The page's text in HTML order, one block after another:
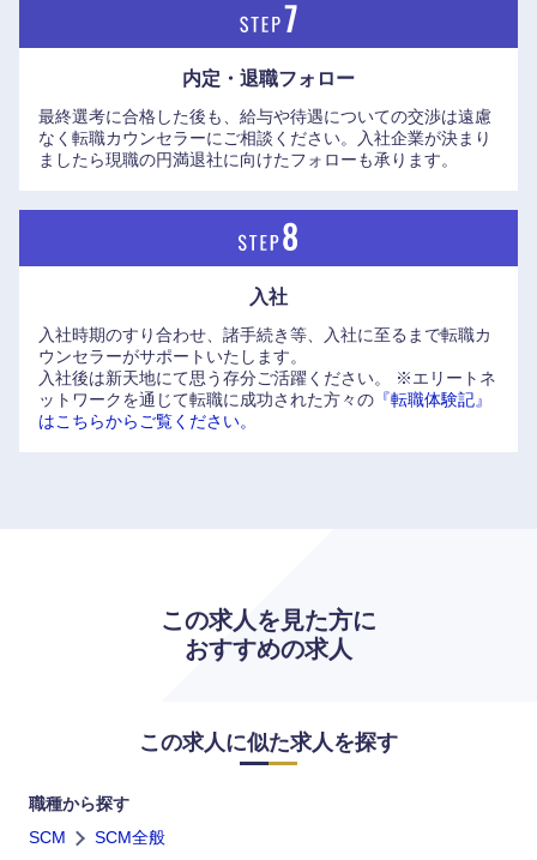
内定・退職フォロー
最終選考に合格した後も、給与や待遇についての交渉は遠慮
なく転職カウンセラーにご相談ください。入社企業が決まり
ましたら現職の円満退社に向けたフォローも承ります。
入社
入社時期のすり合わせ、諸手続き等、入社に至るまで転職カ
ウンセラーがサポートいたします。
入社後は新天地にて思う存分ご活躍ください。
※エリートネ
ットワークを通じて転職に成功された方々の 『転職体験記』
はこちらからご覧ください。
この求人を見た方に
おすすめの求人
この求人に似た求人を探す
職種から探す
SCM
SCM全般
大分県 宮崎県